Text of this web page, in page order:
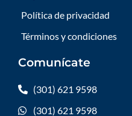
Política de privacidad
Términos y condiciones
Comunícate
(301) 621 9598
(301) 621 9598